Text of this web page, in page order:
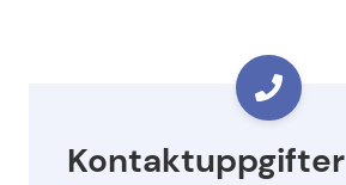
Kontaktuppgifter